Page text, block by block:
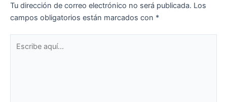
Tu dirección de correo electrónico no será publicada. Los
campos obligatorios están marcados con *